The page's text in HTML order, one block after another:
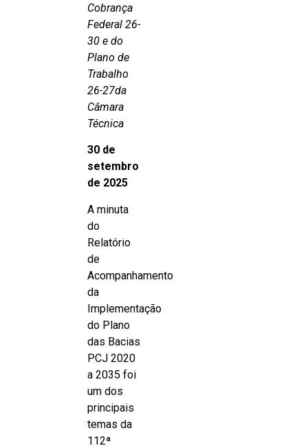
Cobrança
Federal 26-
30 e do
Plano de
Trabalho
26-27da
Câmara
Técnica
30 de
setembro
de 2025
A minuta
do
Relatório
de
Acompanhamento
da
Implementação
do Plano
das Bacias
PCJ 2020
a 2035 foi
um dos
principais
temas da
112ª